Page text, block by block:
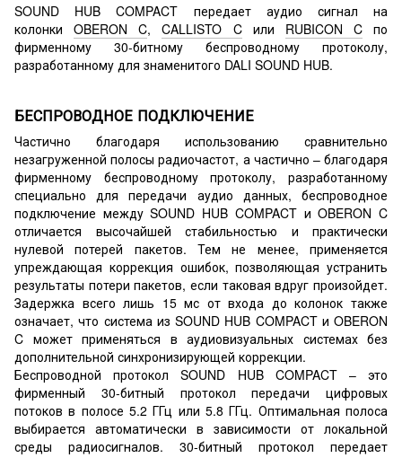
SOUND HUB COMPACT передает аудио сигнал на
колонкиOBERON C,CALLISTO Cили RUBICON Cпо
фирменному 30-битному беспроводному протоколу,
разработанному для знаменитого DALI SOUND HUB.
БЕСПРОВОДНОЕ ПОДКЛЮЧЕНИЕ
Частично благодаря использованию сравнительно
незагруженной полосы радиочастот, а частично – благодаря
фирменному беспроводному протоколу, разработанному
специально для передачи аудио данных, беспроводное
подключение между SOUND HUB COMPACT и OBERON C
отличается высочайшей стабильностью и практически
нулевой потерей пакетов. Тем не менее, применяется
упреждающая коррекция ошибок, позволяющая устранить
результаты потери пакетов, если таковая вдруг произойдет.
Задержка всего лишь 15 мс от входа до колонок также
означает, что система из SOUND HUB COMPACT и OBERON
C может применяться в аудиовизуальных системах без
дополнительной синхронизирующей коррекции.
Беспроводной протокол SOUND HUB COMPACT – это
фирменный 30-битный протокол передачи цифровых
потоков в полосе 5.2 ГГц или 5.8 ГГц. Оптимальная полоса
выбирается автоматически в зависимости от локальной
среды радиосигналов. 30-битный протокол передает